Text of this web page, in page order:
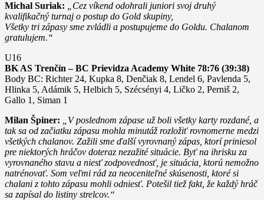
Michal Suriak:
„Cez víkend odohrali juniori svoj druhý
kvalifikačný turnaj o postup do Gold skupiny,
Všetky tri zápasy sme zvládli a postupujeme do Goldu. Chalanom
gratulujem.“
U16
BK AS Trenčín – BC Prievidza Academy White 78:76 (39:38)
Body BC: Richter 24, Kupka 8, Denčiak 8, Lendel 6, Pavlenda 5,
Hlinka 5, Adámik 5, Helbich 5, Szécsényi 4, Ličko 2, Perniš 2,
Gallo 1, Siman 1
Milan Špiner:
„V poslednom zápase už boli všetky karty rozdané, a
tak sa od začiatku zápasu mohla minutáž rozložiť rovnomerne medzi
všetkých chalanov. Zažili sme ďalší vyrovnaný zápas, ktorí priniesol
pre niektorých hráčov doteraz nezažité situácie. Byť na ihrisku za
vyrovnaného stavu a niesť zodpovednosť, je situácia, ktorú nemožno
natrénovať. Som veľmi rád za neoceniteľné skúsenosti, ktoré si
chalani z tohto zápasu mohli odniesť. Potešil tiež fakt, že každý hráč
sa zapísal do listiny strelcov.“